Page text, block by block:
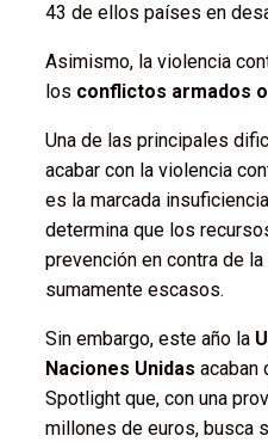
43 de ellos países en
Asimismo, la violencia
los conflictos armados
Una de las principales
acabar con la violencia
es la marcada
determina que los
prevención en contra de
sumamente escasos.
Sin embargo, este año la
Naciones Unidas acaban
Spotlight que, con una
millones de euros, busca